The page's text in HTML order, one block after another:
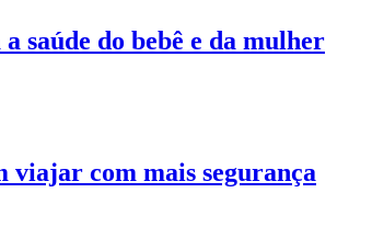
saúde do bebê e da mulher
viajar com mais segurança